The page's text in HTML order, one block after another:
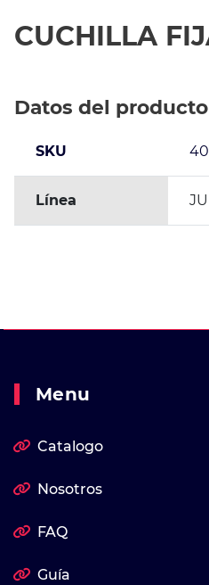
CUCHILLA
Datos del producto
SKU
Línea
Menu
Catalogo
Nosotros
FAQ
Guía